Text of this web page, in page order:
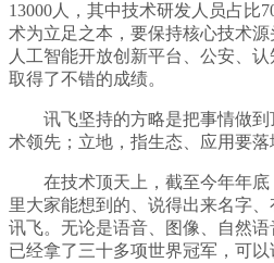
13000人，其中技术研发人员占比
术为立足之本，要保持核心技术
人工智能开放创新平台、公安、
取得了不错的成绩。
讯飞坚持的方略是把事情做到
术领先；立地，指生态、应用要落
在技术顶天上，截至今年年底
里大家能想到的、说得出来名字
讯飞。无论是语音、图像、自然
已经拿了三十多项世界冠军，可